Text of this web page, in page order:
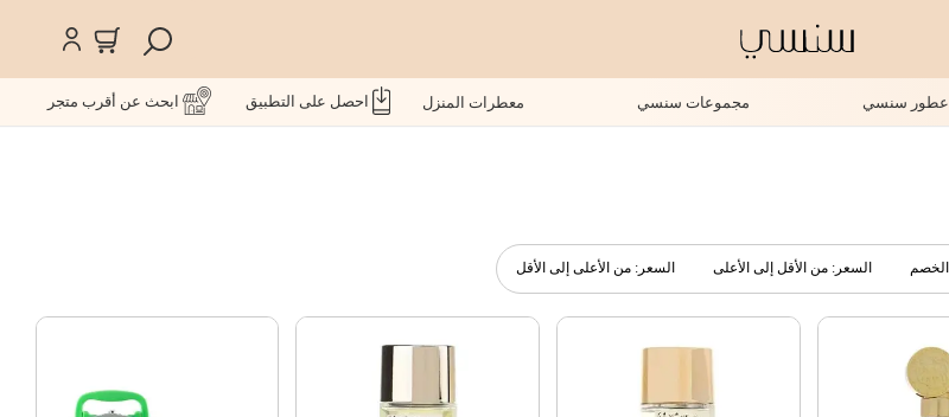
عطور سنسي مجموعات سنسي معطرات المنزل احصل على التطبيق ابحث عن أقرب متجر
الخصم السعر: من الأقل إلى الأعلى السعر: من الأعلى إلى الأقل